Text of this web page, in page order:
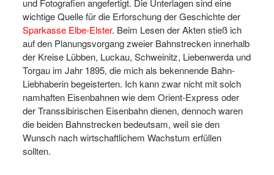
wichtige Quelle für die Erforschung der Geschichte der
Sparkasse Elbe-Elster. Beim Lesen der Akten stieß ich
auf den Planungsvorgang zweier Bahnstrecken innerhalb
der Kreise Lübben, Luckau, Schweinitz, Liebenwerda und
Torgau im Jahr 1895, die mich als bekennende Bahn-
Liebhaberin begeisterten. Ich kann zwar nicht mit solch
namhaften Eisenbahnen wie dem Orient-Express oder
der Transsibirischen Eisenbahn dienen, dennoch waren
die beiden Bahnstrecken bedeutsam, weil sie den
Wunsch nach wirtschaftlichem Wachstum erfüllen
sollten.